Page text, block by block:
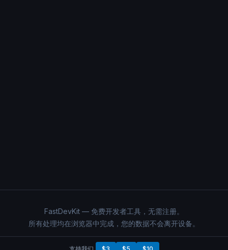
FastDevKit — 免费开发者工具，无需注册。
所有处理均在浏览器中完成，您的数据不会离开设备。